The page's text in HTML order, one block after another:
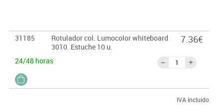
31185
Rotulador col. Lumocolor whiteboard
3010. Estuche 10 u.
24/48 horas
7.36€
IVA incluido